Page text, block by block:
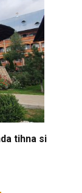
tihna si